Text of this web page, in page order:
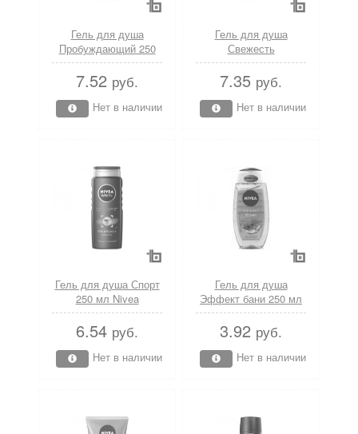
Гель для душа
Пробуждающий 250
мл Nivea
7.52 руб.
Нет в наличии
Гель для душа
Свежесть
лемонграсса 250 мл
Nivea
7.35 руб.
Нет в наличии
Гель для душа Спорт
250 мл Nivea
6.54 руб.
Нет в наличии
Гель для душа
Эффект бани 250 мл
Nivea
3.92 руб.
Нет в наличии